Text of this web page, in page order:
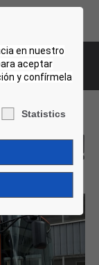
en nuestro
aceptar
y confírmela
Statistics
Units!